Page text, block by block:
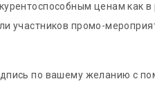
ценам как
участников промо-
по вашему желанию с